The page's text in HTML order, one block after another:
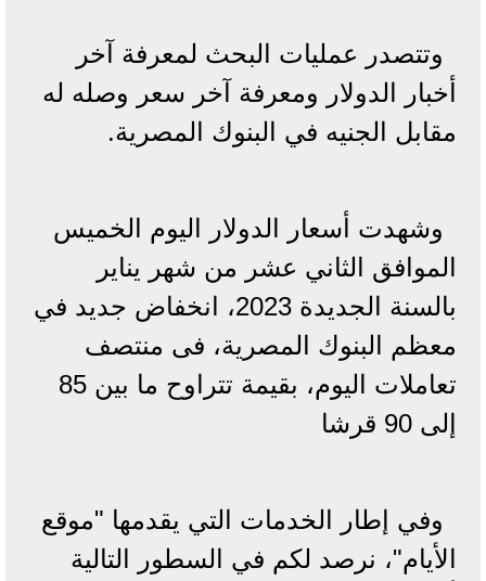
وتتصدر عمليات البحث لمعرفة آخر
أخبار الدولار ومعرفة آخر سعر وصله له
مقابل الجنيه في البنوك المصرية.
وشهدت أسعار الدولار اليوم الخميس
الموافق الثاني عشر من شهر يناير
بالسنة الجديدة 2023، انخفاض جديد في
معظم البنوك المصرية، فى منتصف
تعاملات اليوم، بقيمة تتراوح ما بين 85
إلى 90 قرشا
وفي إطار الخدمات التي يقدمها "موقع
الأيام"، نرصد لكم في السطور التالية